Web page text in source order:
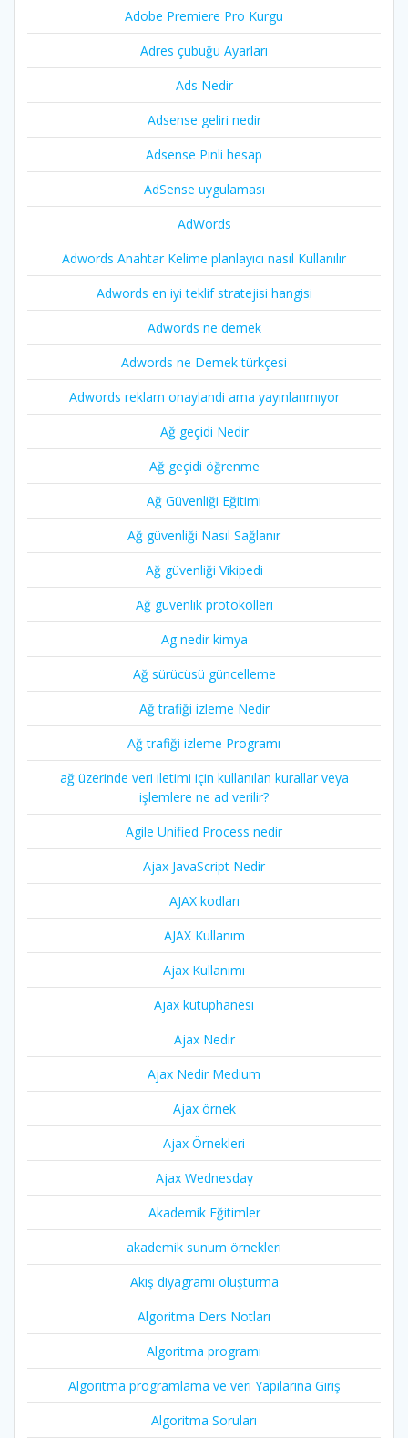
Adobe Premiere Pro Kurgu
Adres çubuğu Ayarları
Ads Nedir
Adsense geliri nedir
Adsense Pinli hesap
AdSense uygulaması
AdWords
Adwords Anahtar Kelime planlayıcı nasıl Kullanılır
Adwords en iyi teklif stratejisi hangisi
Adwords ne demek
Adwords ne Demek türkçesi
Adwords reklam onaylandi ama yayınlanmıyor
Ağ geçidi Nedir
Ağ geçidi öğrenme
Ağ Güvenliği Eğitimi
Ağ güvenliği Nasıl Sağlanır
Ağ güvenliği Vikipedi
Ağ güvenlik protokolleri
Ag nedir kimya
Ağ sürücüsü güncelleme
Ağ trafiği izleme Nedir
Ağ trafiği izleme Programı
ağ üzerinde veri iletimi için kullanılan kurallar veya
işlemlere ne ad verilir?
Agile Unified Process nedir
Ajax JavaScript Nedir
AJAX kodları
AJAX Kullanım
Ajax Kullanımı
Ajax kütüphanesi
Ajax Nedir
Ajax Nedir Medium
Ajax örnek
Ajax Örnekleri
Ajax Wednesday
Akademik Eğitimler
akademik sunum örnekleri
Akış diyagramı oluşturma
Algoritma Ders Notları
Algoritma programı
Algoritma programlama ve veri Yapılarına Giriş
Algoritma Soruları